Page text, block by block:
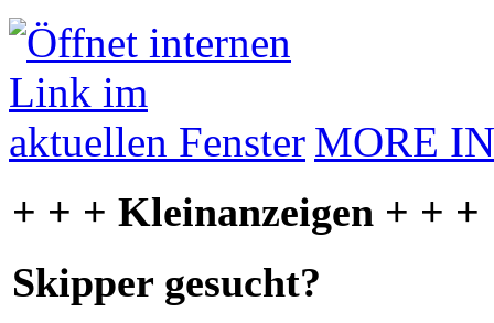
MORE
+ + + Kleinanzeigen + + +
Skipper gesucht?